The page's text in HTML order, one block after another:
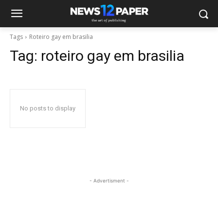
Tags Roteiro gay em brasilia
Tag: roteiro gay em brasilia
No posts to display
- Advertisment -